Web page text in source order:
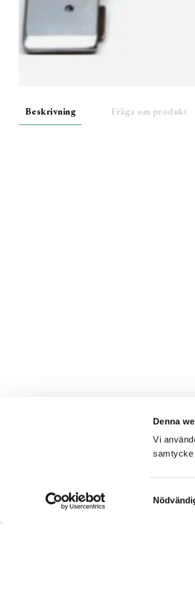
Denna
Vi
samtycke
Beskrivning Fråga om produkt